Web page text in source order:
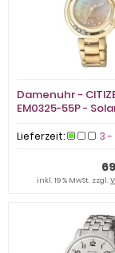
Damenuhr -
EM0325-55P -
Lieferzeit: 3 -
inkl. 19 % MwSt. zzgl.